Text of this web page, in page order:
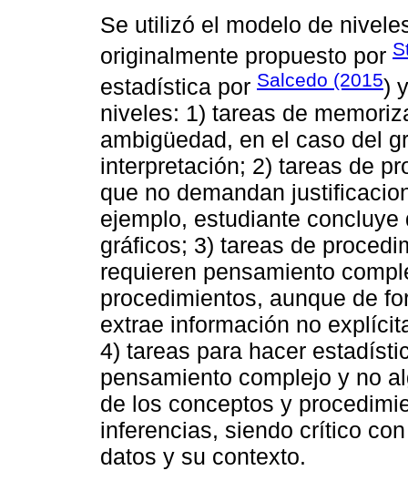
Se utilizó el modelo de
originalmente propuesto por
estadística por Salcedo (2015)
niveles: 1) tareas de
ambigüedad, en el caso del
interpretación; 2) tareas de
que no demandan
ejemplo, estudiante
gráficos; 3) tareas de
requieren pensamiento
procedimientos, aunque de
extrae información no
4) tareas para hacer
pensamiento complejo y no
de los conceptos y
inferencias, siendo crítico
datos y su contexto.